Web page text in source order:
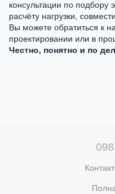
консультации по подбору
расчёту нагрузки,
Вы можете обратиться к
проектировании или в
Честно, понятно и по